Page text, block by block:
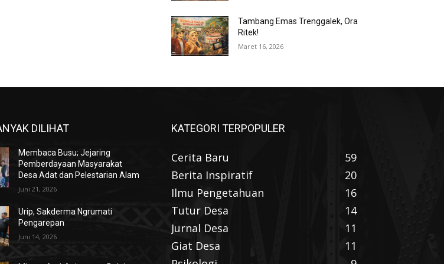
Tambang Emas Trenggalek, Ora
Ritek!
Maret 16, 2026
DILIHAT
Membaca Busu; Jejaring
Pemberdayaan Masyarakat
Desa Adat dan Pelestarian Alam
Juni 21, 2026
Urip, Sakderma Ngrumati
Pengarepan
Juni 14, 2026
KATEGORI TERPOPULER
Cerita Baru
59
Berita Inspiratif
20
Ilmu Pengetahuan
16
Tutur Desa
14
Jurnal Desa
11
Giat Desa
11